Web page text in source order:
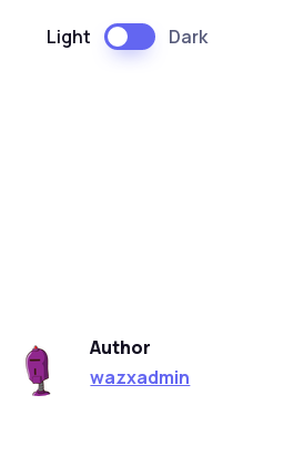
Light Dark
Author
wazxadmin